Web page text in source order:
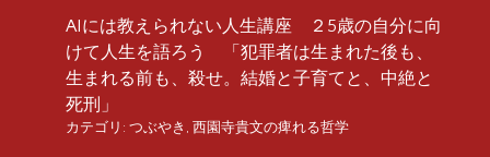
AIには教えられない人生講座 ２5歳の自分に向
けて人生を語ろう 「犯罪者は生まれた後も、
生まれる前も、殺せ。結婚と子育てと、中絶と
死刑」
カテゴリ: つぶやき , 西園寺貴文の痺れる哲学